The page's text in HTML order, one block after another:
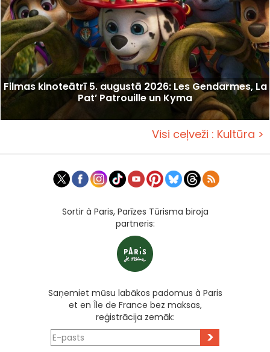
Filmas kinoteātrī 5. augustā 2026: Les Gendarmes, La
Pat’ Patrouille un Kyma
Visi ceļveži : Kultūra >
Sortir à Paris, Parīzes Tūrisma biroja
partneris:
Saņemiet mūsu labākos padomus à Paris
et en Île de France bez maksas,
reģistrācija zemāk:
>